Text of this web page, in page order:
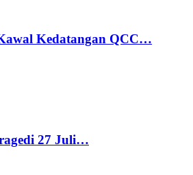
Kedatangan QCC…
27 Juli…